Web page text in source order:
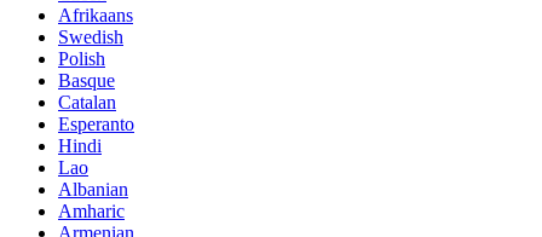
Afrikaans
Swedish
Polish
Basque
Catalan
Esperanto
Hindi
Lao
Albanian
Amharic
Armenian